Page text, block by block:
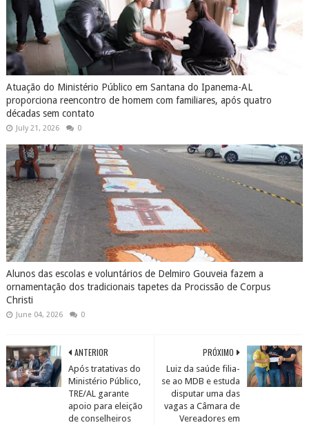
Atuação do Ministério Público em Santana do Ipanema-AL
proporciona reencontro de homem com familiares, após quatro
décadas sem contato
July 21, 2026 0
Alunos das escolas e voluntários de Delmiro Gouveia fazem a
ornamentação dos tradicionais tapetes da Procissão de Corpus
Christi
June 04, 2026 0
PRÓXIMO
Luiz da saúde filia-
se ao MDB e estuda
disputar uma das
vagas a Câmara de
Vereadores em
ANTERIOR
Após tratativas do
Ministério Público,
TRE/AL garante
apoio para eleição
de conselheiros